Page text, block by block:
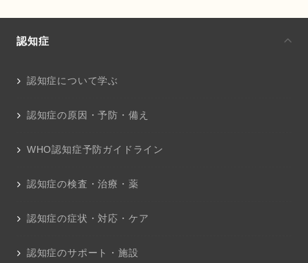
認知症
認知症について学ぶ
認知症の原因・予防・備え
WHO認知症予防ガイドライン
認知症の検査・治療・薬
認知症の症状・対応・ケア
認知症のサポート・施設